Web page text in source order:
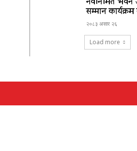
सम्मान कार्यक्रम
२०८३ असार २६
Load more